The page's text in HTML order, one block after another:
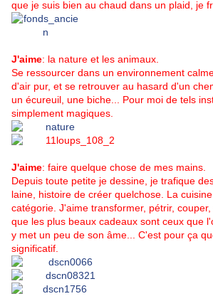
que je suis bien au chaud dans un plaid, je
J'aime: la nature et les animaux.
Se ressourcer dans un environnement
d'air pur, et se retrouver au hasard d'un
un écureuil, une biche... Pour moi de tels
simplement magiques.
J'aime: faire quelque chose de mes mains.
Depuis toute petite je dessine, je trafique
laine, histoire de créer quelchose. La
catégorie. J'aime transformer, pétrir,
que les plus beaux cadeaux sont ceux que
y met un peu de son âme... C'est pour ça
significatif.